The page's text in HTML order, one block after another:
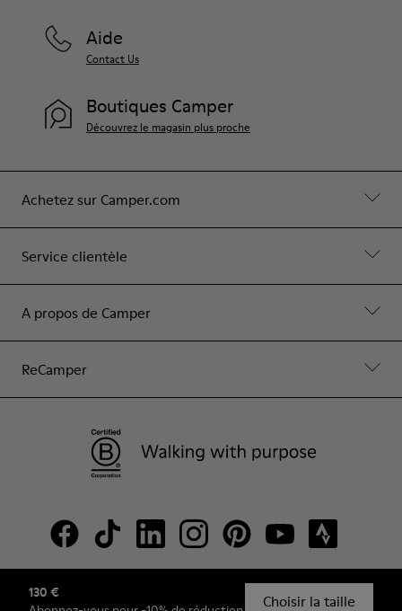
130 €
Choisir la taille
Achetez sur Camper.com
Service clientèle
A propos de Camper
ReCamper
Aide
Contact Us
Boutiques Camper
Découvrez le magasin plus proche
© Camper, 2026